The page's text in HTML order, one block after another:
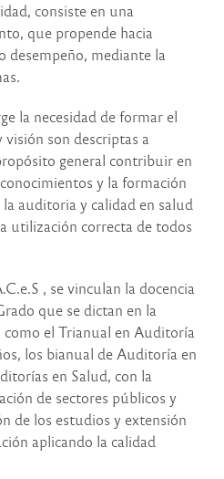
consiste en una
que propende hacia
desempeño, mediante la
la necesidad de formar el
visión son descriptas a
general contribuir en
y la formación
auditoria y calidad en salud
utilización correcta de todos
, se vinculan la docencia
que se dictan en la
como el Trianual en Auditoría
los bianual de Auditoría en
en Salud, con la
de sectores públicos y
de los estudios y extensión
aplicando la calidad